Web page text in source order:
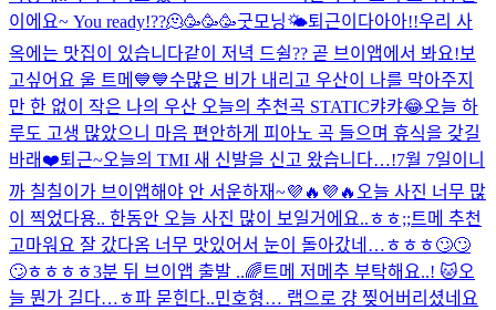
이에요~ You ready!??🫠🥳🥳🥳굿모닝🌤퇴근이다아아!!우리 사
옥에는 맛집이 있습니다같이 저녁 드쉴?? 곧 브이앱에서 봐요!보
고싶어요 울 트메💙💙수많은 비가 내리고 우산이 나를 막아주지
만 한 없이 작은 나의 우산 오늘의 추천곡 STATIC캬캬😂오늘 하
루도 고생 많았으니 마음 편안하게 피아노 곡 들으며 휴식을 갖길
바래❤️퇴근~오늘의 TMI 새 신발을 신고 왔습니다…!7월 7일이니
까 칠칠이가 브이앱해야 안 서운하재~💜🔥💜🔥 오늘 사진 너무 많
이 찍었다용.. 한동안 오늘 사진 많이 보일거에요..ㅎㅎ;;트메 추천
고마워요 잘 갔다옴 너무 맛있어서 눈이 돌아갔네…ㅎㅎㅎ🙄🙄
🙄ㅎㅎㅎㅎ3분 뒤 브이앱 출발 ..🌈트메 저메추 부탁해요..! 🐱오
늘 뭔가 길다…ㅎ파 묻힌다..민호형… 랩으로 걍 찢어버리셨네요